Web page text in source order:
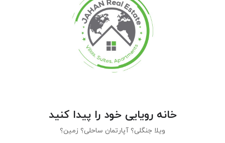
خانه رویایی خود را پیدا کنید
ویلا جنگلی؟ آپارتمان ساحلی؟ زمین؟